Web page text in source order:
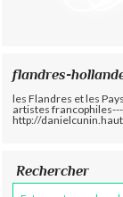
flandres-
les Flandres et les
artistes
http://
Rechercher